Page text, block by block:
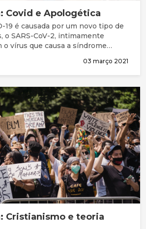
Covid e Apologética
19 é causada por um novo tipo de
o SARS-CoV-2, intimamente
o vírus que causa a síndrome
viral. O vírus é uma cadeia
envolvida em proteína, e o
ACE2, que é encontrado na
de uma variedade de tecidos
03 março 2021
Cristianismo e teoria